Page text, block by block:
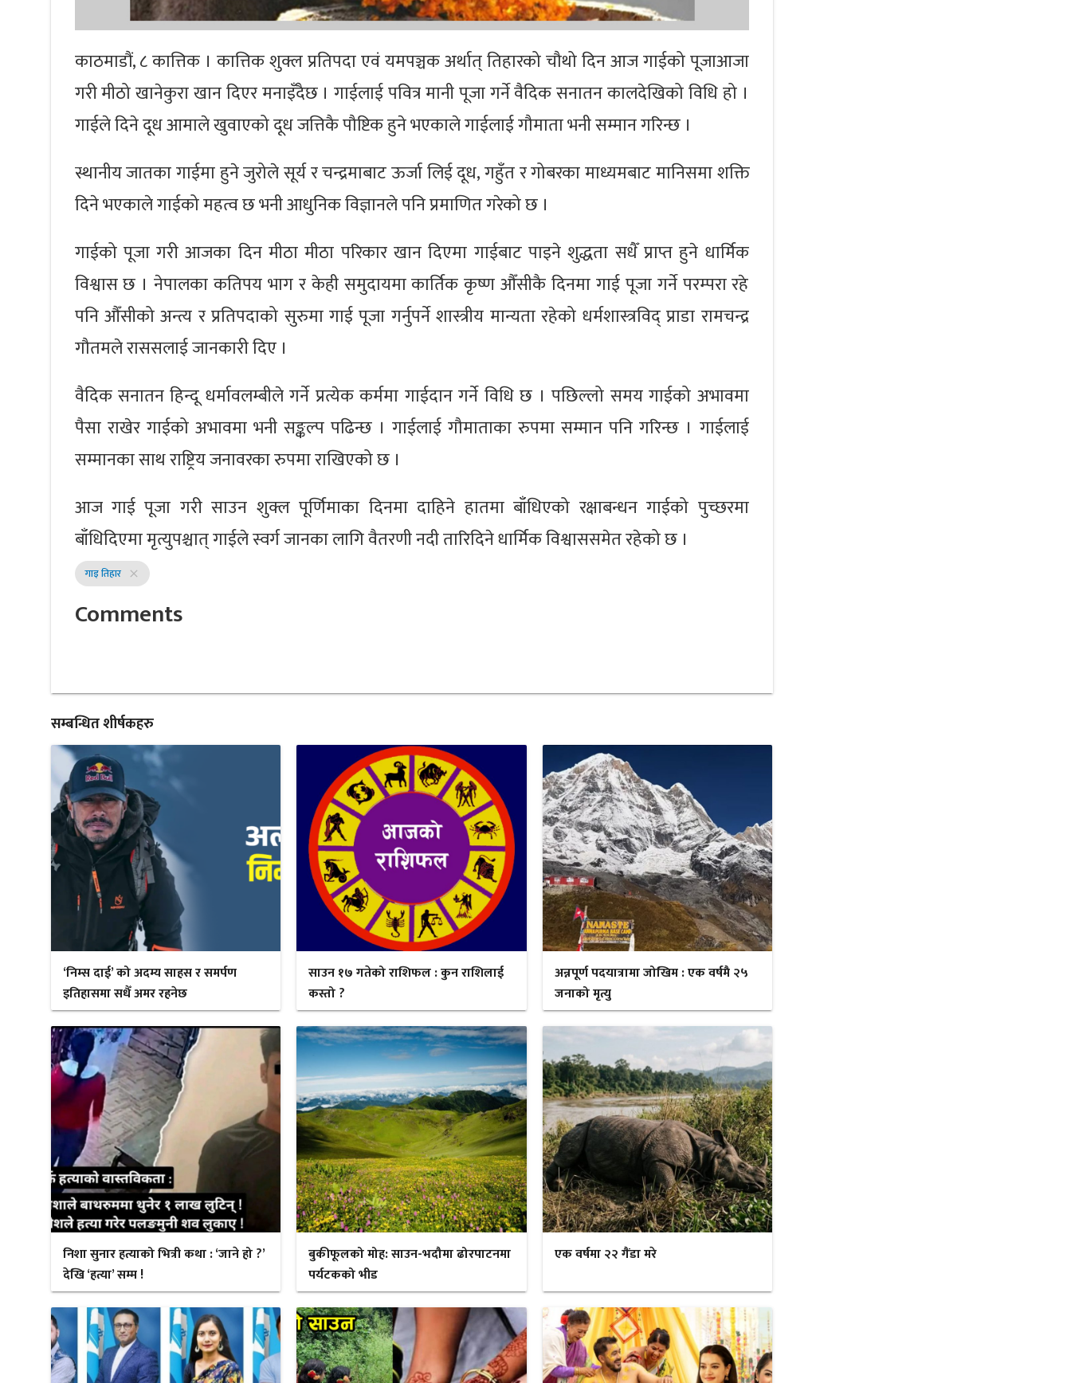
काठमाडौं, ८ कात्तिक । कात्तिक शुक्ल प्रतिपदा एवं यमपञ्चक अर्थात् तिहारको चौथो दिन आज गाईको पूजाआजा
गरी मीठो खानेकुरा खान दिएर मनाइँदैछ । गाईलाई पवित्र मानी पूजा गर्ने वैदिक सनातन कालदेखिको विधि हो ।
गाईले दिने दूध आमाले खुवाएको दूध जत्तिकै पौष्टिक हुने भएकाले गाईलाई गौमाता भनी सम्मान गरिन्छ ।
स्थानीय जातका गाईमा हुने जुरोले सूर्य र चन्द्रमाबाट ऊर्जा लिई दूध, गहुँत र गोबरका माध्यमबाट मानिसमा शक्ति
दिने भएकाले गाईको महत्व छ भनी आधुनिक विज्ञानले पनि प्रमाणित गरेको छ ।
गाईको पूजा गरी आजका दिन मीठा मीठा परिकार खान दिएमा गाईबाट पाइने शुद्धता सधैँ प्राप्त हुने धार्मिक
विश्वास छ । नेपालका कतिपय भाग र केही समुदायमा कार्तिक कृष्ण औँसीकै दिनमा गाई पूजा गर्ने परम्परा रहे
पनि औँसीको अन्त्य र प्रतिपदाको सुरुमा गाई पूजा गर्नुपर्ने शास्त्रीय मान्यता रहेको धर्मशास्त्रविद् प्राडा रामचन्द्र
गौतमले राससलाई जानकारी दिए ।
वैदिक सनातन हिन्दू धर्मावलम्बीले गर्ने प्रत्येक कर्ममा गाईदान गर्ने विधि छ । पछिल्लो समय गाईको अभावमा
पैसा राखेर गाईको अभावमा भनी सङ्कल्प पढिन्छ । गाईलाई गौमाताका रुपमा सम्मान पनि गरिन्छ । गाईलाई
सम्मानका साथ राष्ट्रिय जनावरका रुपमा राखिएको छ ।
आज गाई पूजा गरी साउन शुक्ल पूर्णिमाका दिनमा दाहिने हातमा बाँधिएको रक्षाबन्धन गाईको पुच्छरमा
बाँधिदिएमा मृत्युपश्चात् गाईले स्वर्ग जानका लागि वैतरणी नदी तारिदिने धार्मिक विश्वाससमेत रहेको छ ।
गाइ तिहार close
Comments
सम्बन्धित शीर्षकहरु
‘निम्स दाई’ को अदम्य साहस र समर्पण
इतिहासमा सधैँ अमर रहनेछ
साउन १७ गतेको राशिफल : कुन राशिलाई
कस्तो ?
अन्नपूर्ण पदयात्रामा जोखिम : एक वर्षमै २५
जनाको मृत्यु
निशा सुनार हत्याको भित्री कथा : ‘जाने हो ?’
देखि ‘हत्या’ सम्म !
बुकीफूलको मोह: साउन-भदौमा ढोरपाटनमा
पर्यटकको भीड
एक वर्षमा २२ गैंडा मरे